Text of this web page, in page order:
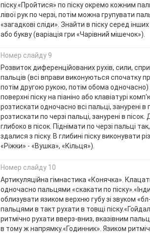
піску.«Пройтися» по піску окремо кожним
лівої рук по черзі, потім можна групувати
«загадкові сліди». Знайти в піску серед
або букву (варіація гри «Чарівний мішечок»).
Номер слайду 9
Розвиток диференційованих рухів, сили,
пальців (всі вправи виконуються спочатку
потім другою рукою, потім обома одночасно)
поверхні піску на піаніно або клавіатурі
розтискати одночасно всі пальці, занурені в
розтискати по черзі пальці, занурені в пісок.
глибоко в пісок. Піднімати по черзі пальці
здалися з піску. В глибині піску виконувати
«Ріжки» - «Вушка», «Кільця»).
Номер слайду 10
Артикуляційна гімнастика «Конячка».
одночасно пальцями «скакати по
облизувати язиком верхню губу зі звуком
пальцями в такт рухати в товщі
ритмічно рухати вверз-вниз, вказівним
в тому ж напрямку.«Годинник». Язиком